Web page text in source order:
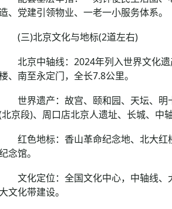
、党建引领物业、一老一小服务体系。
三)北京文化与地标(2道左右)
京中轴线：2024年列入世界文化遗
、南至永定门，全长7.8公里。
界遗产：故宫、颐和园、天坛、明
京段)、周口店北京人遗址、长城、中轴
色地标：香山革命纪念地、北大红
念馆。
化定位：全国文化中心，中轴线、
文化带建设。